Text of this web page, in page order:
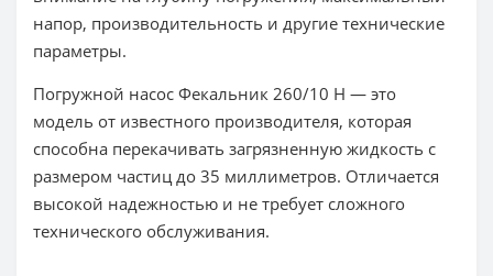
напор, производительность и другие технические
параметры.
Погружной насос Фекальник 260/10 Н — это
модель от известного производителя, которая
способна перекачивать загрязненную жидкость с
размером частиц до 35 миллиметров. Отличается
высокой надежностью и не требует сложного
технического обслуживания.